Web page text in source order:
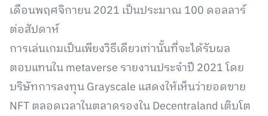
เดือนพฤศจิกายน 2021 เป็นประมาณ 100 ดอลลาร์
ต่อสัปดาห์
การเล่นเกมเป็นเพียงวิธีเดียวเท่านั้นที่จะได้รับผล
ตอบแทนใน metaverse รายงานประจำปี 2021 โดย
บริษัทการลงทุน Grayscale แสดงให้เห็นว่ายอดขาย
NFT ตลอดเวลาในตลาดรองใน Decentraland เติบโต